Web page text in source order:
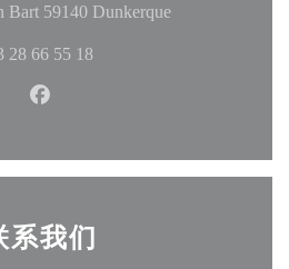
Bart 59140 Dunkerque((在新窗口中
28 66 55 18
Facebook ((在新窗口中打开))
系我们